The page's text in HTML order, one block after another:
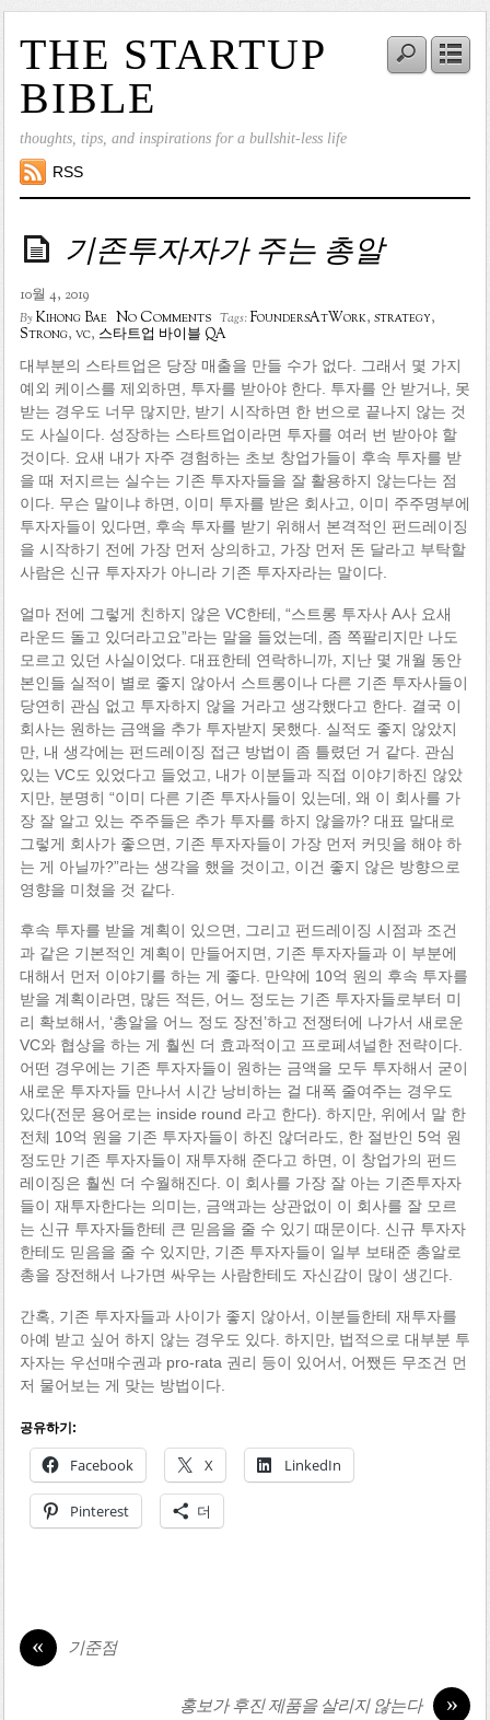
THE STARTUP
BIBLE
thoughts, tips, and inspirations for a bullshit-less life
RSS
기존투자자가 주는 총알
10월 4, 2019
ByKihong Bae No Comments Tags:FoundersAtWork, strategy,
Strong, vc, 스타트업 바이블 QA
대부분의 스타트업은 당장 매출을 만들 수가 없다. 그래서 몇 가지
예외 케이스를 제외하면, 투자를 받아야 한다. 투자를 안 받거나, 못
받는 경우도 너무 많지만, 받기 시작하면 한 번으로 끝나지 않는 것
도 사실이다. 성장하는 스타트업이라면 투자를 여러 번 받아야 할
것이다. 요새 내가 자주 경험하는 초보 창업가들이 후속 투자를 받
을 때 저지르는 실수는 기존 투자자들을 잘 활용하지 않는다는 점
이다. 무슨 말이냐 하면, 이미 투자를 받은 회사고, 이미 주주명부에
투자자들이 있다면, 후속 투자를 받기 위해서 본격적인 펀드레이징
을 시작하기 전에 가장 먼저 상의하고, 가장 먼저 돈 달라고 부탁할
사람은 신규 투자자가 아니라 기존 투자자라는 말이다.
얼마 전에 그렇게 친하지 않은 VC한테, “스트롱 투자사 A사 요새
라운드 돌고 있더라고요”라는 말을 들었는데, 좀 쪽팔리지만 나도
모르고 있던 사실이었다. 대표한테 연락하니까, 지난 몇 개월 동안
본인들 실적이 별로 좋지 않아서 스트롱이나 다른 기존 투자사들이
당연히 관심 없고 투자하지 않을 거라고 생각했다고 한다. 결국 이
회사는 원하는 금액을 추가 투자받지 못했다. 실적도 좋지 않았지
만, 내 생각에는 펀드레이징 접근 방법이 좀 틀렸던 거 같다. 관심
있는 VC도 있었다고 들었고, 내가 이분들과 직접 이야기하진 않았
지만, 분명히 “이미 다른 기존 투자사들이 있는데, 왜 이 회사를 가
장 잘 알고 있는 주주들은 추가 투자를 하지 않을까? 대표 말대로
그렇게 회사가 좋으면, 기존 투자자들이 가장 먼저 커밋을 해야 하
는 게 아닐까?”라는 생각을 했을 것이고, 이건 좋지 않은 방향으로
영향을 미쳤을 것 같다.
후속 투자를 받을 계획이 있으면, 그리고 펀드레이징 시점과 조건
과 같은 기본적인 계획이 만들어지면, 기존 투자자들과 이 부분에
대해서 먼저 이야기를 하는 게 좋다. 만약에 10억 원의 후속 투자를
받을 계획이라면, 많든 적든, 어느 정도는 기존 투자자들로부터 미
리 확보해서, ‘총알을 어느 정도 장전’하고 전쟁터에 나가서 새로운
VC와 협상을 하는 게 훨씬 더 효과적이고 프로페셔널한 전략이다.
어떤 경우에는 기존 투자자들이 원하는 금액을 모두 투자해서 굳이
새로운 투자자들 만나서 시간 낭비하는 걸 대폭 줄여주는 경우도
있다(전문 용어로는 inside round 라고 한다). 하지만, 위에서 말 한
전체 10억 원을 기존 투자자들이 하진 않더라도, 한 절반인 5억 원
정도만 기존 투자자들이 재투자해 준다고 하면, 이 창업가의 펀드
레이징은 훨씬 더 수월해진다. 이 회사를 가장 잘 아는 기존투자자
들이 재투자한다는 의미는, 금액과는 상관없이 이 회사를 잘 모르
는 신규 투자자들한테 큰 믿음을 줄 수 있기 때문이다. 신규 투자자
한테도 믿음을 줄 수 있지만, 기존 투자자들이 일부 보태준 총알로
총을 장전해서 나가면 싸우는 사람한테도 자신감이 많이 생긴다.
간혹, 기존 투자자들과 사이가 좋지 않아서, 이분들한테 재투자를
아예 받고 싶어 하지 않는 경우도 있다. 하지만, 법적으로 대부분 투
자자는 우선매수권과 pro-rata 권리 등이 있어서, 어쨌든 무조건 먼
저 물어보는 게 맞는 방법이다.
공유하기:
Facebook X LinkedIn
Pinterest 더
« 기준점
»
홍보가 후진 제품을 살리지 않는다